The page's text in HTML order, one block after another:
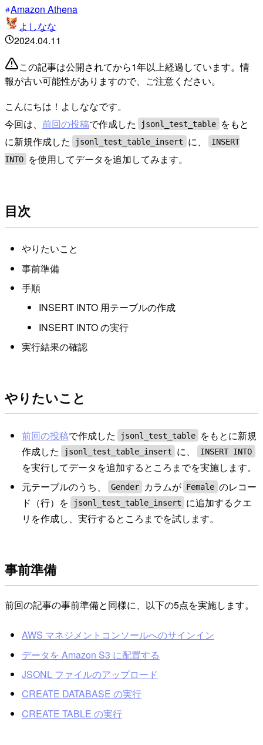
Amazon Athena
よしなな
2024.04.11
この記事は公開されてから1年以上経過しています。情
報が古い可能性がありますので、ご注意ください。
こんにちは！よしななです。
今回は、 前回の投稿で作成した jsonl_test_table
をもと
に新規作成した
jsonl_test_table_insert に、
INSERT
INTO
を使用してデータを追加してみます。
目次
やりたいこと
事前準備
手順
INSERT INTO 用テーブルの作成
INSERT INTO の実行
実行結果の確認
やりたいこと
前回の投稿で作成した jsonl_test_table
をもとに新規
作成した
jsonl_test_table_insert に、 INSERT INTO
を実行してデータを追加するところまでを実施します。
元テーブルのうち、
Gender カラムが Female のレコー
ド（行）を
jsonl_test_table_insert
に追加するクエ
リを作成し、実行するところまでを試します。
事前準備
前回の記事の事前準備と同様に、以下の5点を実施します。
AWS マネジメントコンソールへのサインイン
データを Amazon S3 に配置する
JSONL ファイルのアップロード
CREATE DATABASE の実行
CREATE TABLE の実行